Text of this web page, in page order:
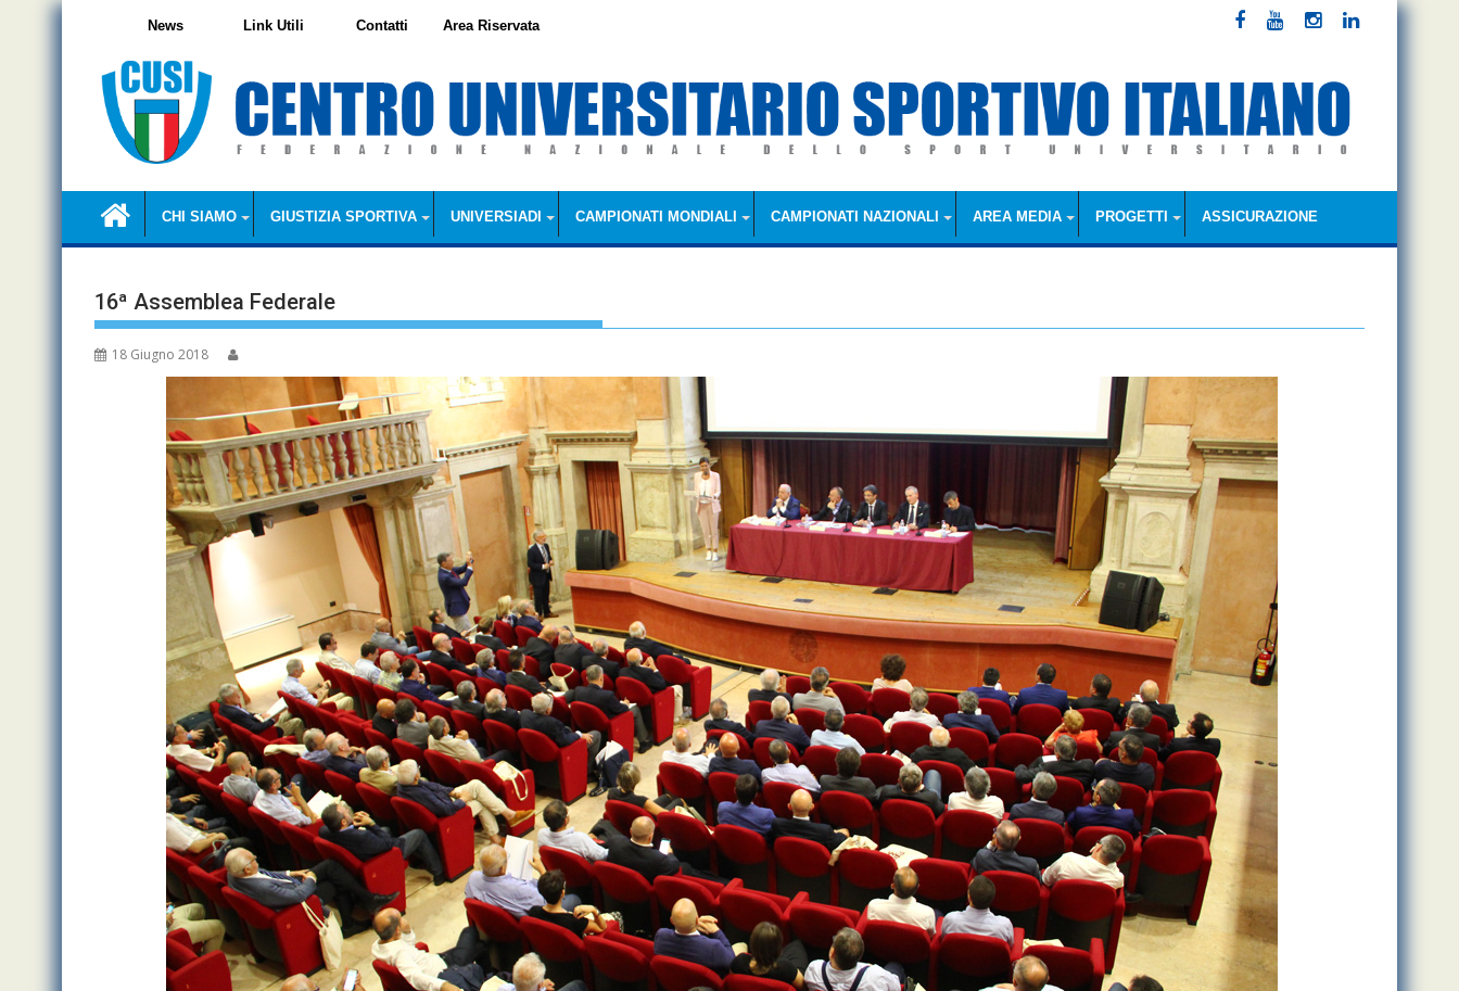
Skip
CHI SIAMO GIUSTIZIA SPORTIVA UNIVERSIADI CAMPIONATI MONDIALI CAMPIONATI NAZIONALI AREA MEDIA PROGETTI ASSICURAZIONE
News Link Utili Contatti Area Riservata
16ª Assemblea Federale
18 Giugno 2018